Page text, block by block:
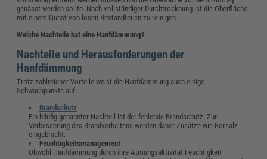
genässt werden sollte. Nach vollständiger Durchtrocknung ist die Oberfläche
mit einem Quast von losen Bestandteilen zu reinigen.
Welche Nachteile hat eine Hanfdämmung?
Nachteile und Herausforderungen der
Hanfdämmung
Trotz zahlreicher Vorteile weist die Hanfdämmung auch einige
Schwachpunkte auf:
Brandschutz
Ein häufig genannter Nachteil ist der fehlende Brandschutz. Zur
Verbesserung des Brandverhaltens werden daher Zusätze wie Borsalz
eingebracht.
Feuchtigkeitsmanagement
Obwohl Hanfdämmung durch ihre Atmungsaktivität Feuchtigkeit